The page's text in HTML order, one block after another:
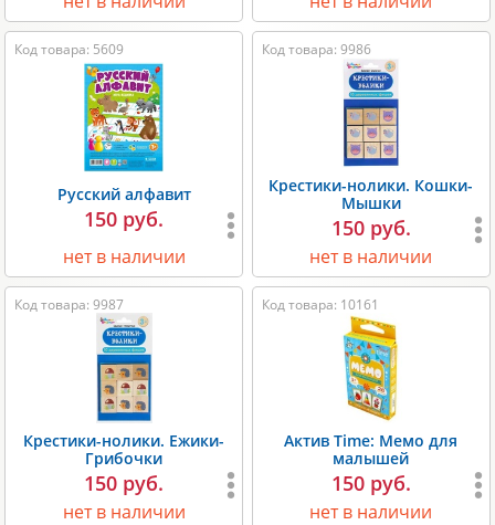
Код товара: 5609
Русский алфавит
150 руб.
нет в наличии
Код товара: 9986
Крестики-нолики. Кошки-
Мышки
150 руб.
нет в наличии
Код товара: 9987
Крестики-нолики. Ежики-
Грибочки
150 руб.
нет в наличии
Код товара: 10161
Актив Time: Мемо для
малышей
150 руб.
нет в наличии